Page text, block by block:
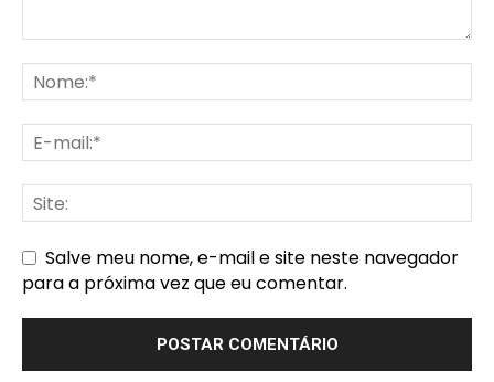
Salve meu nome, e-mail e site neste navegador
para a próxima vez que eu comentar.